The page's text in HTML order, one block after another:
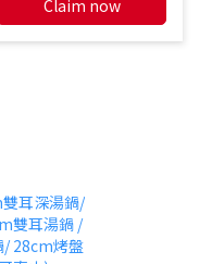
Claim now